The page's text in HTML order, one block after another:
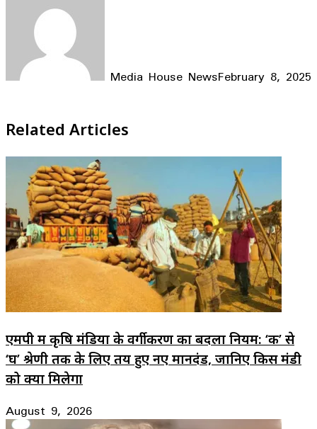
Media House NewsFebruary 8, 2025
Related Articles
एमपी में कृषि मंडियों के वर्गीकरण का बदला नियम: ‘क’ से
‘घ’ श्रेणी तक के लिए तय हुए नए मानदंड, जानिए किस मंडी
को क्या मिलेगा
August 9, 2026